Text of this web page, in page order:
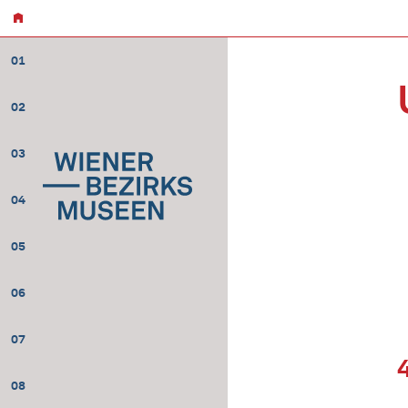
01
02
03
04
05
06
07
08